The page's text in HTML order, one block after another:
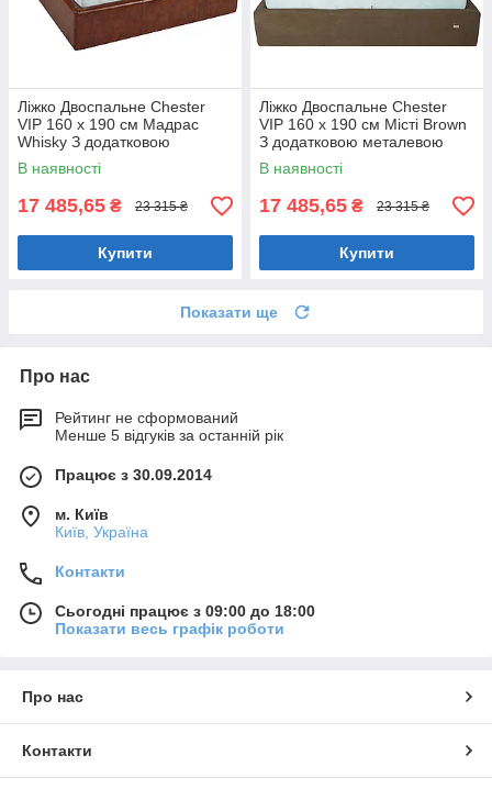
Ліжко Двоспальне Chester
VIP 160 х 190 см Мадрас
Whisky З додатковою
металевою цільнозварною
рамою Коричневий
В наявності
17 485,65 ₴ 23 315 ₴
Купити
Ліжко Двоспальне Chester
VIP 160 х 190 см Місті Brown
З додатковою металевою
цільнозварною рамою
Коричневий
В наявності
17 485,65 ₴ 23 315 ₴
Купити
Показати ще
Про нас
Рейтинг не сформований
Менше 5 відгуків за останній рік
Працює з 30.09.2014
м. Київ
Київ, Україна
Контакти
Сьогодні працює з 09:00 до 18:00
Показати весь графік роботи
Про нас
Контакти